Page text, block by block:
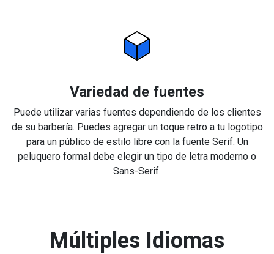
Variedad de fuentes
Puede utilizar varias fuentes dependiendo de los clientes
de su barbería. Puedes agregar un toque retro a tu logotipo
para un público de estilo libre con la fuente Serif. Un
peluquero formal debe elegir un tipo de letra moderno o
Sans-Serif.
Múltiples Idiomas